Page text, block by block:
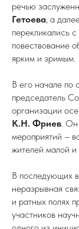
речью
Гетоева, а
перекликались
повествование
ярким и зримым.
В его начале по
председатель
организации
К.Н. Фриев. Он
мероприятий –
жителей малой
В последующих
неразрывная
и ратных полях
участников